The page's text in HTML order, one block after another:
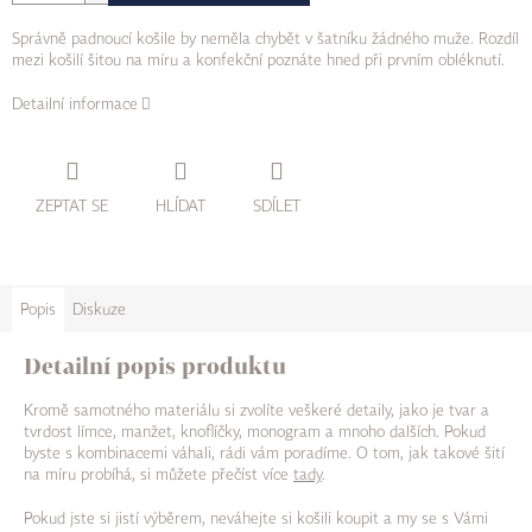
Správně padnoucí košile by neměla chybět v šatníku žádného muže. Rozdíl
mezi košilí šitou na míru a konfekční poznáte hned při prvním obléknutí.
Detailní informace
ZEPTAT SE HLÍDAT SDÍLET
Popis Diskuze
Detailní popis produktu
Kromě samotného materiálu si zvolíte veškeré detaily, jako je tvar a
tvrdost límce, manžet, knoflíčky, monogram a mnoho dalších. Pokud
byste s kombinacemi váhali, rádi vám poradíme. O tom, jak takové šití
na míru probíhá, si můžete přečíst více tady.
Pokud jste si jistí výběrem, neváhejte si košili koupit a my se s Vámi